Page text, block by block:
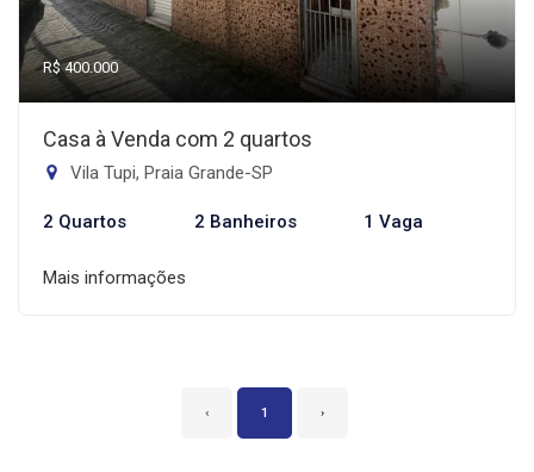
R$ 400.000
Casa à Venda com 2 quartos
Vila Tupi, Praia Grande-SP
2 Quartos 2 Banheiros 1 Vaga
Mais informações
‹ 1 ›